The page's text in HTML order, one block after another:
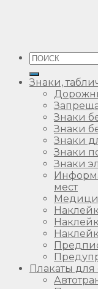
Искать:
Знаки,
Знаки
Знаки
Знаки
Знаки
Знаки
мест
Плакаты для